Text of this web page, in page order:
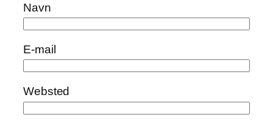
Navn
E-mail
Websted